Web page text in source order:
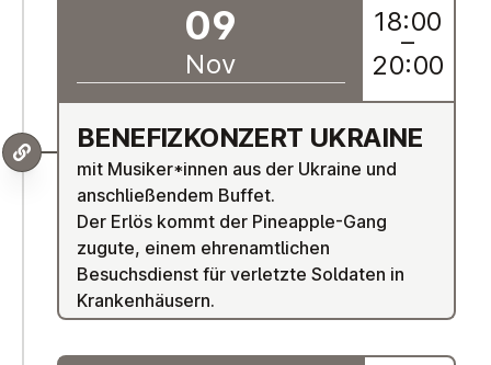
BE­NE­F­IZKONZERT UKRAINE
mit Musiker*innen aus der Ukraine und
anschließendem Buffet.
Der Erlös kommt der Pineapple-Gang
zugute, einem ehrenamtlichen
Besuchsdienst für verletzte Soldaten in
Krankenhäusern.
09
Nov
18:00
–
20:00